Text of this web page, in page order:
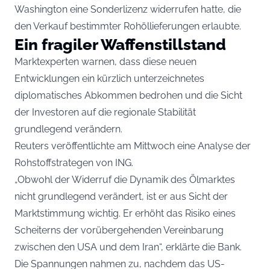
Washington eine Sonderlizenz widerrufen hatte, die
den Verkauf bestimmter Rohöllieferungen erlaubte.
Ein fragiler Waffenstillstand
Marktexperten warnen, dass diese neuen
Entwicklungen ein kürzlich unterzeichnetes
diplomatisches Abkommen bedrohen und die Sicht
der Investoren auf die regionale Stabilität
grundlegend verändern.
Reuters veröffentlichte am Mittwoch eine Analyse der
Rohstoffstrategen von ING.
„Obwohl der Widerruf die Dynamik des Ölmarktes
nicht grundlegend verändert, ist er aus Sicht der
Marktstimmung wichtig. Er erhöht das Risiko eines
Scheiterns der vorübergehenden Vereinbarung
zwischen den USA und dem Iran“, erklärte die Bank.
Die Spannungen nahmen zu, nachdem das US-